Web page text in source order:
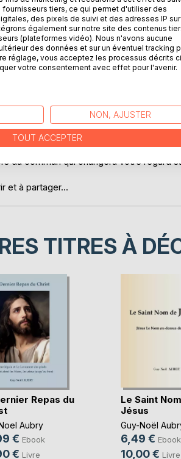
Jean portait-il une peau de chameau et
cette nourriture qui était la sienne :
existent entre Adam et Ève et
l'évangéliste Jean affirme qu'il faut
les véritables liens entre Jésus et Jean ?
finalement le rôle de Jean dans la
du commun qui changera votre regard
et à partager...
TITRES À
Repas du
Aubry
€ Ebook
€ Livre
Le Saint
Jésus
Guy-Noël
6,49 € Ebook
10,00 € Livre
tiers, ce qui permet d'utiliser des
des pixels de suivi et des adresses IP sur
également sur notre site des contenus
(plateformes vidéo). Nous n'avons aucune
des données et sur un éventuel tracking
réglage, vous acceptez les processus décrits
votre consentement avec effet pour l'avenir.
NON, AJUSTER
TOUT ACCEPTER